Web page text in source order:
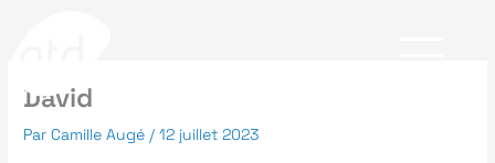
X
David
ParCamille Augé /12 juillet 2023